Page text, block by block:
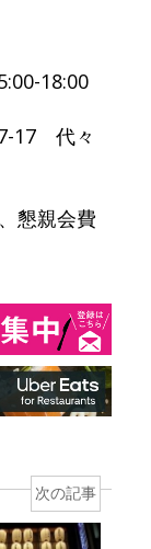
18:00
17 代々
懇親会費
次の記事